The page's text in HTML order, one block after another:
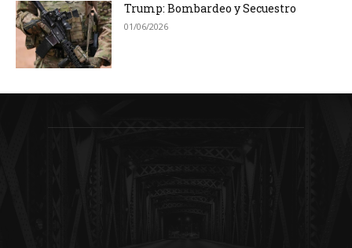
Trump: Bombardeo y Secuestro
01/06/2026